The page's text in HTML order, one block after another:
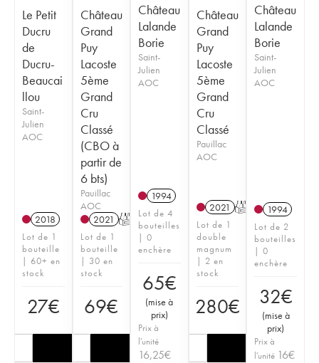
Le Petit
Ducru
de
Ducru-
Beaucai
llou
Saint-
Julien
AOC
2018
Lot de 1
bouteille
| 60+ en
stock
27€
Château
Grand
Puy
Lacoste
5ème
Grand
Cru
Classé
(CBO à
partir de
6 bts)
Pauillac
AOC
2021 T
Lot de 1
bouteille
| 30 en
stock
69€
Château
Lalande
Borie
Saint-
Julien
AOC
1994
Lot de 4
bouteilles
| 0
enchère
65€
(mise à
prix)
Prix à
l'unité
16,25€
Château
Grand
Puy
Lacoste
5ème
Grand
Cru
Classé
Pauillac
AOC
2021 T
Lot de 1
double
magnum
| 2 en
stock
280€
Château
Lalande
Borie
Saint-
Julien
AOC
1994
Lot de 2
bouteilles
| 0
enchère
32€
(mise à
prix)
Prix à
l'unité 16€